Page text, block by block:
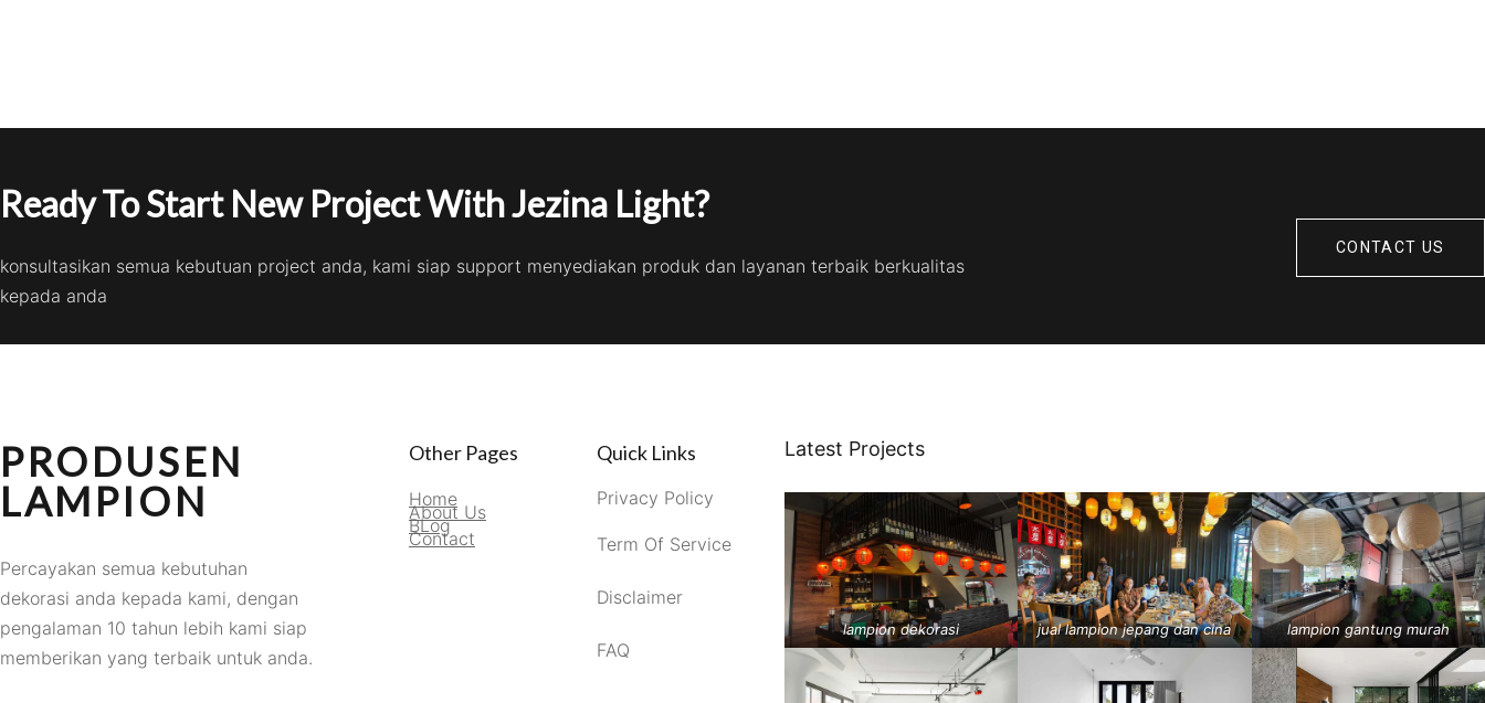
Ready To Start New Project With Jezina Light?
konsultasikan semua kebutuan project anda, kami siap support menyediakan produk dan layanan terbaik berkualitas
kepada anda
CONTACT US
PRODUSEN
LAMPION
Percayakan semua kebutuhan
dekorasi anda kepada kami, dengan
pengalaman 10 tahun lebih kami siap
memberikan yang terbaik untuk anda.
Other Pages
Home
About Us
BLog
Contact
Quick Links
Privacy Policy
Term Of Service
Disclaimer
FAQ
Latest Projects
lampion dekorasi jual lampion jepang dan cina lampion gantung murah